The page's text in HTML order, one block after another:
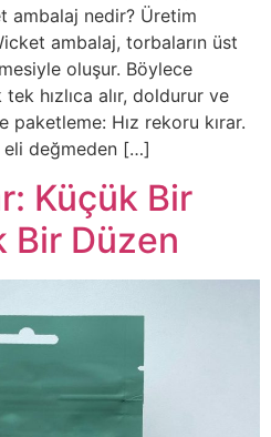
ambalaj nedir? Üretim
ambalaj, torbaların üst
oluşur. Böylece
hızlıca alır, doldurur ve
paketleme: Hız rekoru kırar.
eli değmeden […]
Küçük Bir
Bir Düzen